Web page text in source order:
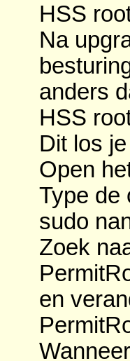
HSS
Na
anders
HSS
Dit los
Open
Type de
sudo
Zoek
en